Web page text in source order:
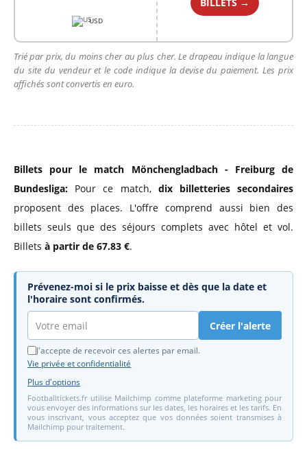
USD
Trié par prix, du moins cher au plus cher. Le drapeau indique la langue
du site du vendeur et le code indique la devise du paiement. Les prix
affichés sont convertis en euro.
Billets pour le match Mönchengladbach - Freiburg de
Bundesliga: Pour ce match, dix billetteries secondaires
proposent des places. L'offre comprend aussi bien des
billets seuls que des séjours complets avec hôtel et vol.
Billets à partir de 67.83 €.
Prévenez-moi si le prix baisse et dès que la date et
l'horaire sont confirmés.
Créer l'alerte
J'accepte de recevoir ces alertes par email.
Vie privée et confidentialité
Plus d'options
Footballtickets.fr utilise Mailchimp comme plateforme marketing pour
vous envoyer des informations sur les dates, les horaires et les tarifs. En
vous inscrivant, vous acceptez que vos données soient transmises à
Mailchimp pour traitement.